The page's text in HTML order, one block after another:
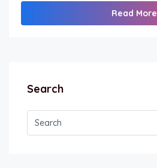
Read More
Search